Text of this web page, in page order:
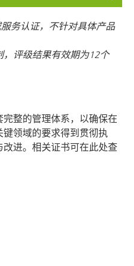
务认证，不针对具体产品
评级结果有效期为12个
整的管理体系，以确保在
领域的要求得到贯彻执
进。相关证书可在此处查